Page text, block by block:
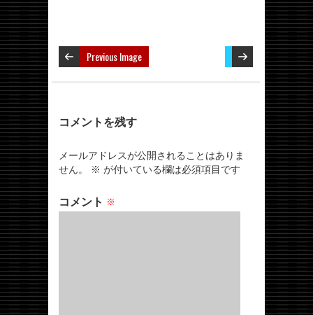
Previous Image
コメントを残す
メールアドレスが公開されることはありま
せん。
※ が付いている欄は必須項目です
コメント ※